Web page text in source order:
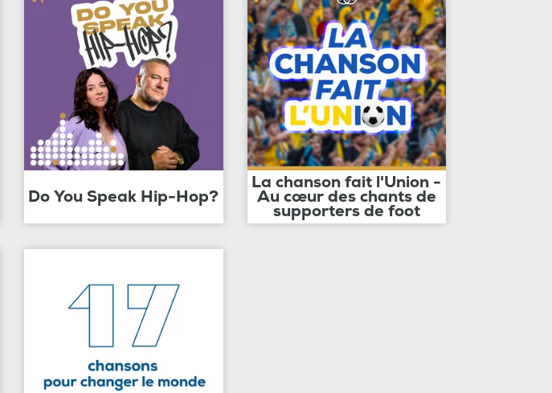
Do You Speak Hip-Hop?
La chanson fait l'Union -
Au cœur des chants de
supporters de foot